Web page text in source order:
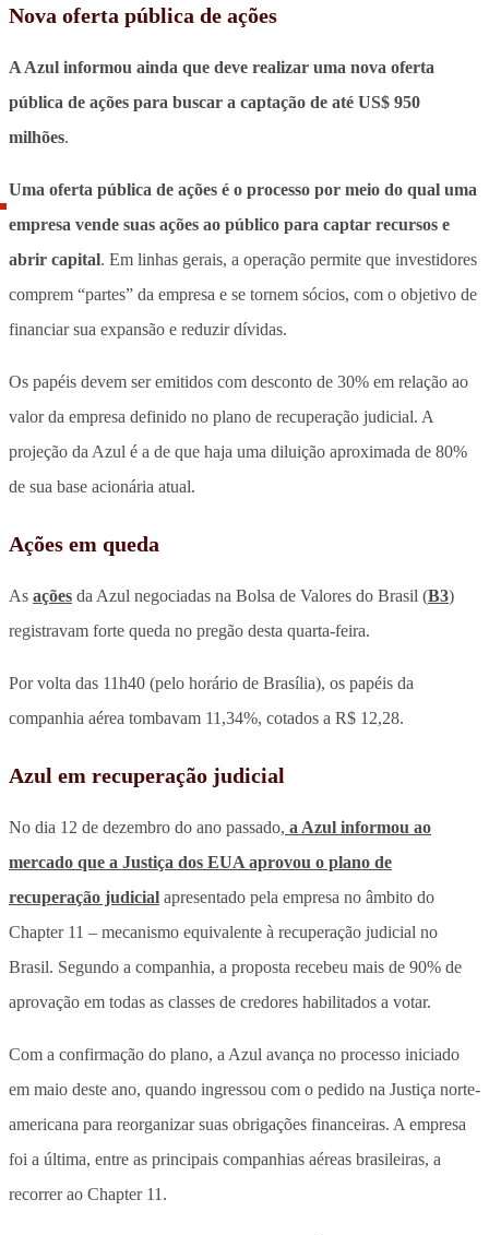
Nova oferta pública de ações
A Azul informou ainda que deve realizar uma nova oferta
pública de ações para buscar a captação de até US$ 950
milhões.
Uma oferta pública de ações é o processo por meio do qual uma
empresa vende suas ações ao público para captar recursos e
abrir capital. Em linhas gerais, a operação permite que investidores
comprem “partes” da empresa e se tornem sócios, com o objetivo de
financiar sua expansão e reduzir dívidas.
Os papéis devem ser emitidos com desconto de 30% em relação ao
valor da empresa definido no plano de recuperação judicial. A
projeção da Azul é a de que haja uma diluição aproximada de 80%
de sua base acionária atual.
Ações em queda
As ações da Azul negociadas na Bolsa de Valores do Brasil (B3)
registravam forte queda no pregão desta quarta-feira.
Por volta das 11h40 (pelo horário de Brasília), os papéis da
companhia aérea tombavam 11,34%, cotados a R$ 12,28.
Azul em recuperação judicial
No dia 12 de dezembro do ano passado, a Azul informou ao
mercado que a Justiça dos EUA aprovou o plano de
recuperação judicial apresentado pela empresa no âmbito do
Chapter 11 – mecanismo equivalente à recuperação judicial no
Brasil. Segundo a companhia, a proposta recebeu mais de 90% de
aprovação em todas as classes de credores habilitados a votar.
Com a confirmação do plano, a Azul avança no processo iniciado
em maio deste ano, quando ingressou com o pedido na Justiça norte-
americana para reorganizar suas obrigações financeiras. A empresa
foi a última, entre as principais companhias aéreas brasileiras, a
recorrer ao Chapter 11.